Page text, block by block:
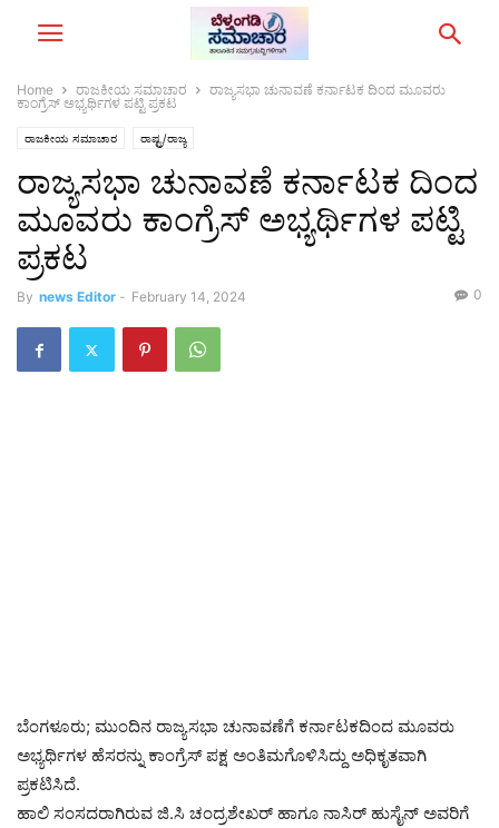
Home ರಾಜಕೀಯ ಸಮಾಚಾರ
ರಾಜ್ಯಸಭಾ ಚುನಾವಣೆ ಕರ್ನಾಟಕ ದಿಂದ ಮೂವರು
ಕಾಂಗ್ರೆಸ್ ಅಭ್ಯರ್ಥಿಗಳ ಪಟ್ಟಿ ಪ್ರಕಟ
ರಾಜಕೀಯ ಸಮಾಚಾರ ರಾಷ್ಟ್ರ/ರಾಜ್ಯ
ರಾಜ್ಯಸಭಾ ಚುನಾವಣೆ ಕರ್ನಾಟಕ ದಿಂದ
ಮೂವರು ಕಾಂಗ್ರೆಸ್ ಅಭ್ಯರ್ಥಿಗಳ ಪಟ್ಟಿ
ಪ್ರಕಟ
By news Editor - February 14, 2024 0
ಬೆಂಗಳೂರು; ಮುಂದಿನ ರಾಜ್ಯಸಭಾ ಚುನಾವಣೆಗೆ ಕರ್ನಾಟಕದಿಂದ ಮೂವರು
ಅಭ್ಯರ್ಥಿಗಳ ಹೆಸರನ್ನು ಕಾಂಗ್ರೆಸ್ ಪಕ್ಷ ಅಂತಿಮಗೊಳಿಸಿದ್ದು ಅಧಿಕೃತವಾಗಿ
ಪ್ರಕಟಿಸಿದೆ.
ಹಾಲಿ ಸಂಸದರಾಗಿರುವ ಜಿ.ಸಿ ಚಂದ್ರಶೇಖರ್ ಹಾಗೂ ನಾಸಿರ್ ಹುಸೈನ್ ಅವರಿಗೆ